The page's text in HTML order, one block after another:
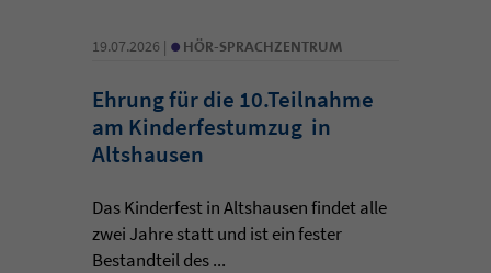
19.07.2026 | • HÖR-SPRACHZENTRUM
Ehrung für die 10.Teilnahme
am Kinderfestumzug in
Altshausen
Das Kinderfest in Altshausen findet alle
zwei Jahre statt und ist ein fester
Bestandteil des ...